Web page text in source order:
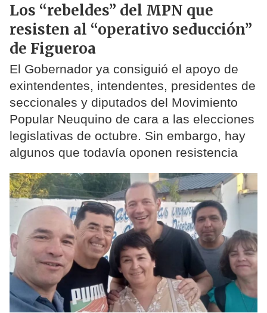
Los “rebeldes” del MPN que
resisten al “operativo seducción”
de Figueroa
El Gobernador ya consiguió el apoyo de
exintendentes, intendentes, presidentes de
seccionales y diputados del Movimiento
Popular Neuquino de cara a las elecciones
legislativas de octubre. Sin embargo, hay
algunos que todavía oponen resistencia